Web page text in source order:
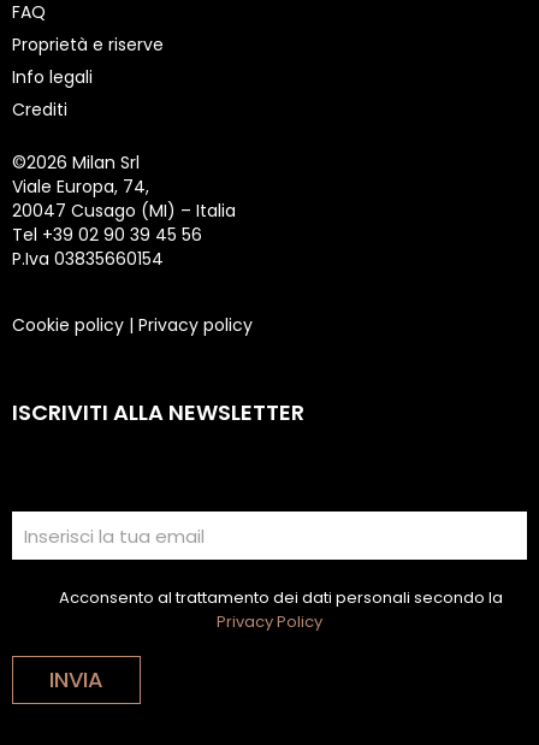
FAQ
Proprietà e riserve
Info legali
Crediti
©2026 Milan Srl
Viale Europa, 74,
20047 Cusago (MI) – Italia
Tel +39 02 90 39 45 56
P.Iva 03835660154
Cookie policy | Privacy policy
ISCRIVITI ALLA NEWSLETTER
Acconsento al trattamento dei dati personali secondo la
Privacy Policy
INVIA